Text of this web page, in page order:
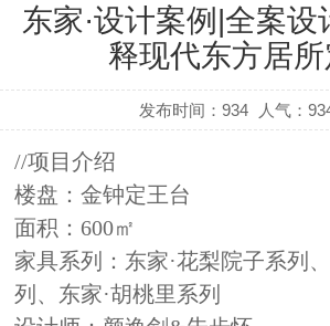
东家·设计案例|全案设
释现代东方居所
发布时间：934 人气：
//项目介绍
楼盘：金钟定王台
面积： 600㎡
家具系列：东家·花梨院子系列
列、东家·胡桃里系列